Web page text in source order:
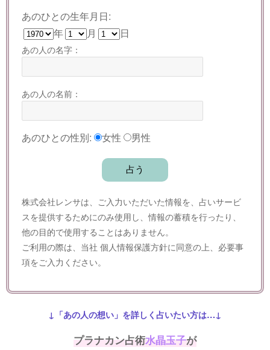
あのひとの生年月日:
年
月 日
あの人の名字：
あの人の名前：
あのひとの性別: 女性 男性
株式会社レンサは、ご入力いただいた情報を、占いサービ
スを提供するためにのみ使用し、情報の蓄積を行ったり、
他の目的で使用することはありません。
ご利用の際は、当社個人情報保護方針に同意の上、必要事
項をご入力ください。
↓「あの人の想い」を詳しく占いたい方は…↓
プラナカン占術水晶玉子が